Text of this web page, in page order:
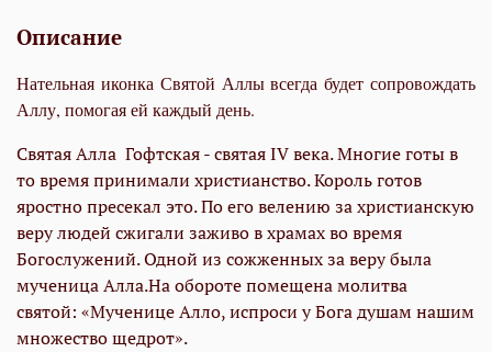
Описание
Нательная иконка Святой Аллы всегда будет сопровождать
Аллу, помогая ей каждый день.
Святая Алла Гофтская - святая IV века. Многие готы в
то времяпринимали христианство. Король готов
яростно пресекал это.По его велению за христианскую
веру людей сжигали заживо вхрамах во время
Богослужений. Одной из сожженных за верубыла
мученица Алла.На обороте помещена молитва
святой: «Мученице Алло, испроси у Бога душам нашим
множествощедрот».